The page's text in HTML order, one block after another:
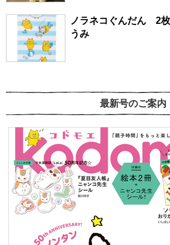
ノラネコぐんだん 2
うみ
最新号のご案内